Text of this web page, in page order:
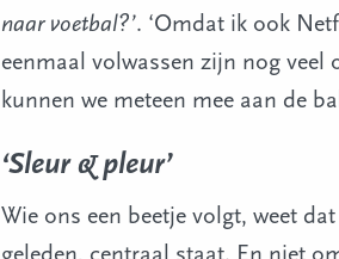
naar voetbal?’. ‘Omdat ik ook
eenmaal volwassen zijn nog
kunnen we meteen mee aan de
‘Sleur & pleur’
Wie ons een beetje volgt, weet